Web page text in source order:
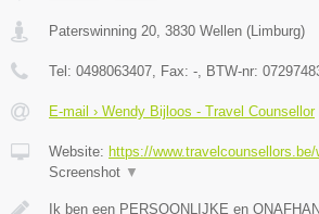
Paterswinning 20 3830 Wellen ( Limburg)
Tel: 0498063407 , Fax: - , BTW-nr:
E-mail › Wendy Bijloos - Travel Counsellor
Website: https://www.travelcounsellors.be/
Screenshot ▼
Ik ben een PERSOONLIJKE en